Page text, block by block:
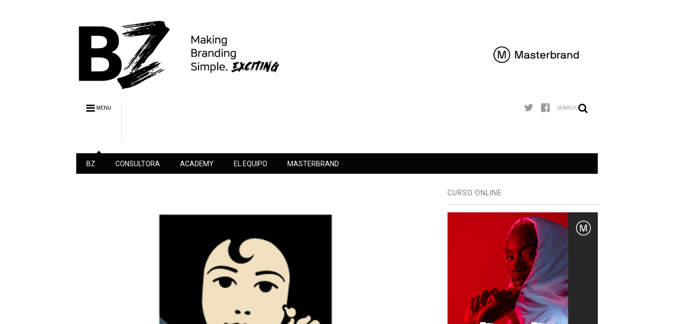
MENU SEARCH
BZ CONSULTORA ACADEMY EL EQUIPO MASTERBRAND
CURSO ONLINE